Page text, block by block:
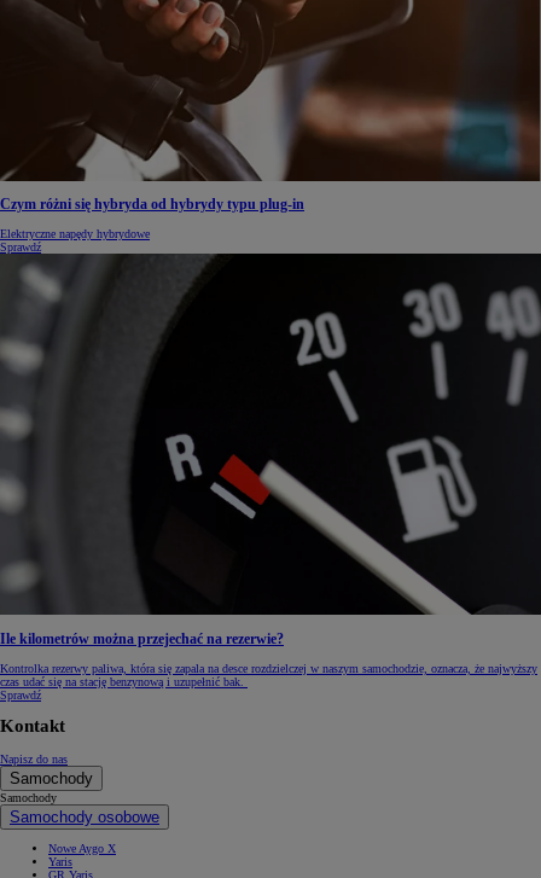
Czym różni się hybryda od hybrydy typu plug-in
Elektryczne napędy hybrydowe
Sprawdź
Ile kilometrów można przejechać na rezerwie?
Kontrolka rezerwy paliwa, która się zapala na desce rozdzielczej w naszym samochodzie, oznacza, że najwyższy
czas udać się na stację benzynową i uzupełnić bak.
Sprawdź
Kontakt
Napisz do nas
Samochody
Samochody
Samochody osobowe
Nowe Aygo X
Yaris
GR Yaris